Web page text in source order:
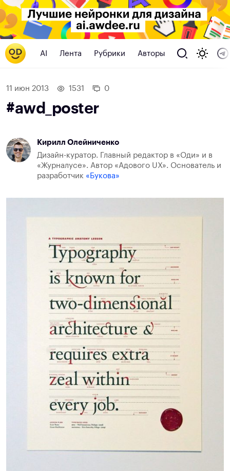
AI Лента Рубрики Авторы
11 июн 2013 1531 0
#awd_poster
Кирилл Олейниченко
Дизайн-куратор. Главный редактор в «Оди» и в
«Журналусе». Автор «Адового UX». Основатель и
разработчик «Букова»